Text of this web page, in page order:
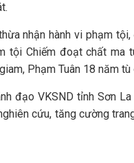
nhận hành vi phạm
tội Chiếm đoạt chất ma
Phạm Tuân 18 năm tù
đạo VKSND tỉnh Sơn
cứu, tăng cường